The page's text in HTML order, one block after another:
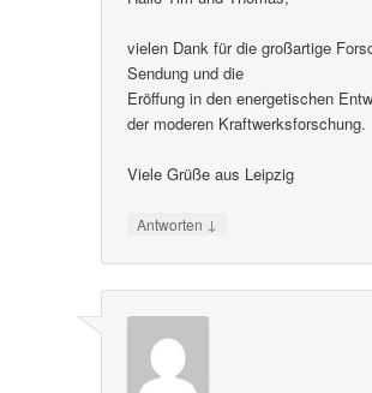
vielen Dank für die großartige
Sendung und die
Eröffung in den energetischen
der moderen Kraftwerksforschung.
Viele Grüße aus Leipzig
Antworten ↓